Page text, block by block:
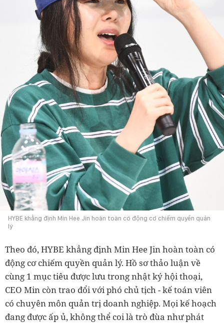
HYBE khẳng định Min Hee Jin hoàn toàn có động cơ chiếm quyền quản
lý
Theo đó, HYBE khẳng định Min Hee Jin hoàn toàn có
động cơ chiếm quyền quản lý. Hồ sơ thảo luận về
cùng 1 mục tiêu được lưu trong nhật ký hội thoại,
CEO Min còn trao đổi với phó chủ tịch - kế toán viên
có chuyên môn quản trị doanh nghiệp. Mọi kế hoạch
đang được ấp ủ, không thể coi là trò đùa như phát